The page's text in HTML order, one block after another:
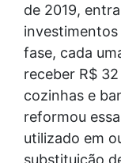
de 2019,
investimentos
fase, cada
receber R$
cozinhas e
reformou
utilizado em
substituição